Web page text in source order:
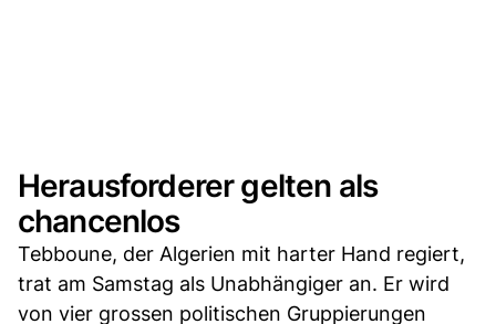
Herausforderer gelten als
chancenlos
Tebboune, der Algerien mit harter Hand regiert,
trat am Samstag als Unabhängiger an. Er wird
von vier grossen politischen Gruppierungen